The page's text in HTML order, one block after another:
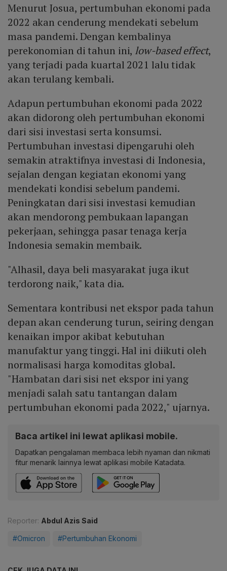
Menurut Josua, pertumbuhan ekonomi pada
2022 akan cenderung mendekati sebelum
masa pandemi. Dengan kembalinya
perekonomian di tahun ini, low-based effect,
yang terjadi pada kuartal 2021 lalu tidak
akan terulang kembali.
Adapun pertumbuhan ekonomi pada 2022
akan didorong oleh pertumbuhan ekonomi
dari sisi investasi serta konsumsi.
Pertumbuhan investasi dipengaruhi oleh
semakin atraktifnya investasi di Indonesia,
sejalan dengan kegiatan ekonomi yang
mendekati kondisi sebelum pandemi.
Peningkatan dari sisi investasi kemudian
akan mendorong pembukaan lapangan
pekerjaan, sehingga pasar tenaga kerja
Indonesia semakin membaik.
"Alhasil, daya beli masyarakat juga ikut
terdorong naik," kata dia.
Sementara kontribusi net ekspor pada tahun
depan akan cenderung turun, seiring dengan
kenaikan impor akibat kebutuhan
manufaktur yang tinggi. Hal ini diikuti oleh
normalisasi harga komoditas global.
"Hambatan dari sisi net ekspor ini yang
menjadi salah satu tantangan dalam
pertumbuhan ekonomi pada 2022," ujarnya.
Baca artikel ini lewat aplikasi mobile.
Dapatkan pengalaman membaca lebih nyaman dan nikmati
fitur menarik lainnya lewat aplikasi mobile Katadata.
Reporter: Abdul Azis Said
#Omicron #Pertumbuhan Ekonomi